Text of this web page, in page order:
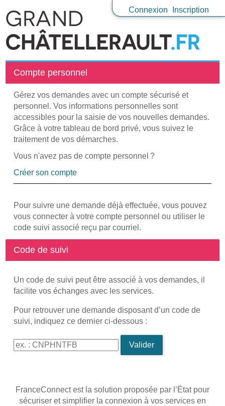
Connexion Inscription
Compte personnel
Gérez vos demandes avec un compte sécurisé et
personnel. Vos informations personnelles sont
accessibles pour la saisie de vos nouvelles demandes.
Grâce à votre tableau de bord privé, vous suivez le
traitement de vos démarches.
Vous n'avez pas de compte personnel ?
Créer son compte
Pour suivre une demande déjà effectuée, vous pouvez
vous connecter à votre compte personnel ou utiliser le
code suivi associé reçu par courriel.
Code de suivi
Un code de suivi peut être associé à vos demandes, il
facilite vos échanges avec les services.
Pour retrouver une demande disposant d’un code de
suivi, indiquez ce dernier ci-dessous :
Code de suivi
Valider
FranceConnect est la solution proposée par l’État pour
sécuriser et simplifier la connexion à vos services en